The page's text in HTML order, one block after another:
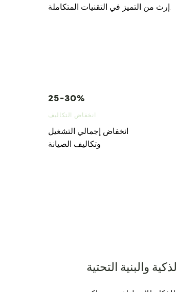
إرث من التميز في التقنيات المتكاملة.
25-30%
انخفاض التكاليف
انخفاض إجمالي التشغيل
وتكاليف الصيانة
والبنية التحتية